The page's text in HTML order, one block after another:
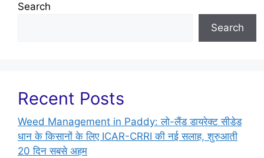
Search
Search
Recent Posts
Weed Management in Paddy: लो-लैंड डायरेक्ट सीडेड
धान के किसानों के लिए ICAR-CRRI की नई सलाह, शुरुआती
20 दिन सबसे अहम